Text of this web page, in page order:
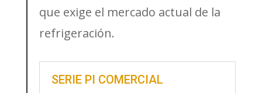
que exige el mercado actual de la
refrigeración.
SERIE PI COMERCIAL